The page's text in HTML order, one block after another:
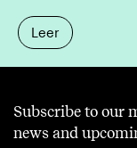
Leer
Subscribe to our
news and